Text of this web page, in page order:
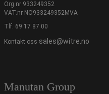
Org.nr 933249352
VAT.nr NO933249352MVA
Tlf. 69 17 87 00
Kontakt oss sales@witre.no
Manutan Group